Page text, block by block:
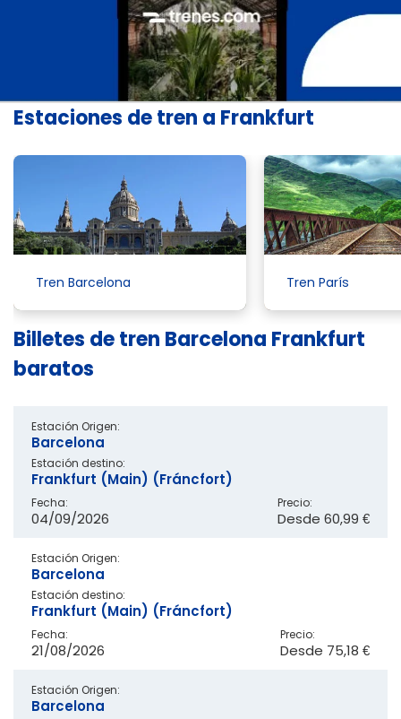
Estaciones de tren a Frankfurt
Tren Barcelona Tren París
Billetes de tren Barcelona Frankfurt
baratos
Estación Origen:
Barcelona
Estación destino:
Frankfurt (Main) (Fráncfort)
Fecha:
04/09/2026
Precio:
Desde 60,99 €
Estación Origen:
Barcelona
Estación destino:
Frankfurt (Main) (Fráncfort)
Fecha:
21/08/2026
Precio:
Desde 75,18 €
Estación Origen:
Barcelona